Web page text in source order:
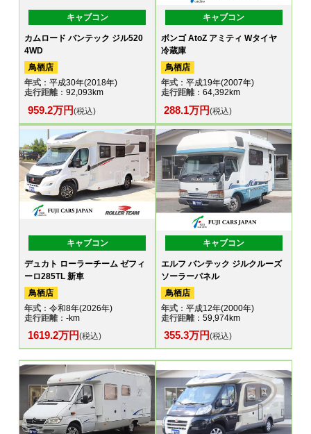
キャブコン
カムロード バンテック ジル520
4WD
鳥栖店
年式 ：平成30年(2018年)
走行距離：92,093km
959.2万円(税込)
キャブコン
ボンゴ AtoZ アミティ Wタイヤ
冷蔵庫
鳥栖店
年式：平成19年(2007年)
走行距離：64,392km
288.1万円(税込)
キャブコン
デュカト ローラーチーム ゼフィ
ーロ285TL 新車
鳥栖店
年式 ：令和8年(2026年)
走行距離：-km
1619.2万円(税込)
キャブコン
エルフ バンテック ジルクルーズ
ソーラーパネル
鳥栖店
年式：平成12年(2000年)
走行距離：59,974km
355.3万円(税込)